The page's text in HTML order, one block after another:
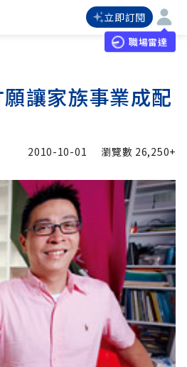
立即訂閱
職場雷達
讓家族事業成配
加入追蹤
2010-10-01 瀏覽數 26,250+